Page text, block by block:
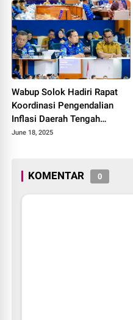
Wabup Solok Hadiri Rapat
Koordinasi Pengendalian
Inflasi Daerah Tengah
Provinsi Sumatera Barat
June 18, 2025
KOMENTAR 0